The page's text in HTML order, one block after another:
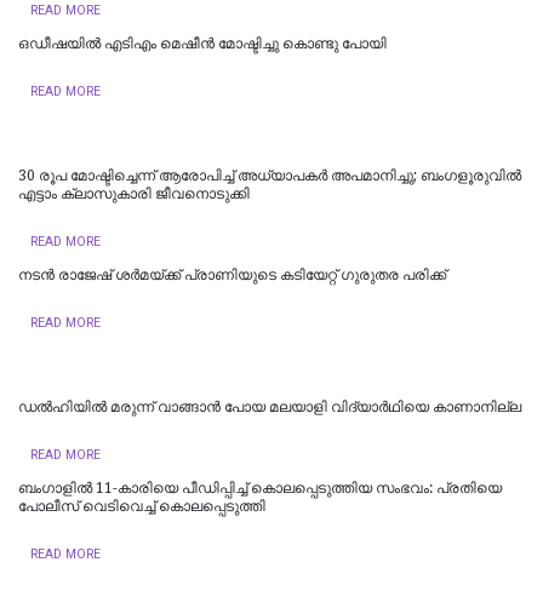
READ MORE
ഒഡീഷയിൽ എടിഎം മെഷീൻ മോഷ്ടിച്ചു കൊണ്ടു പോയി
READ MORE
30 രൂപ മോഷ്ടിച്ചെന്ന് ആരോപിച്ച് അധ്യാപകർ അപമാനിച്ചു; ബംഗളൂരുവിൽ
എട്ടാം ക്ലാസുകാരി ജീവനൊടുക്കി
READ MORE
നടൻ രാജേഷ് ശർമയ്ക്ക് പ്രാണിയുടെ കടിയേറ്റ് ഗുരുതര പരിക്ക്
READ MORE
ഡല്‍ഹിയില്‍ മരുന്ന് വാങ്ങാൻ പോയ മലയാളി വിദ്യാർഥിയെ കാണാനില്ല
READ MORE
ബംഗാളിൽ 11-കാരിയെ പീഡിപ്പിച്ച് കൊലപ്പെടുത്തിയ സംഭവം: പ്രതിയെ
പോലീസ് വെടിവെച്ച് കൊലപ്പെടുത്തി
READ MORE